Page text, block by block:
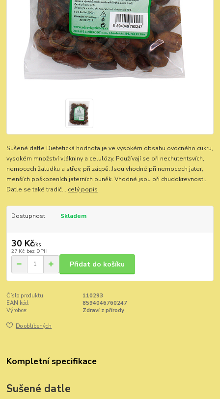
Sušené datle Dietetická hodnota je ve vysokém obsahu ovocného cukru,
vysokém množství vlákniny a celulózy. Používají se při nechutentsvích,
nemocech žaludku a střev, při zácpě. Jsou vhodné při nemocech jater,
menších poškozeních jaterních buněk. Vhodné jsou při chudokrevnosti.
Datle se také tradič... celý popis
Dostupnost Skladem
30 Kč/ks
27 Kč bez DPH
Přidat do košíku
Číslo produktu:
110293
EAN kód:
8594046760247
Výrobce:
Zdraví z přírody
Do oblíbených
Kompletní specifikace
Sušené datle